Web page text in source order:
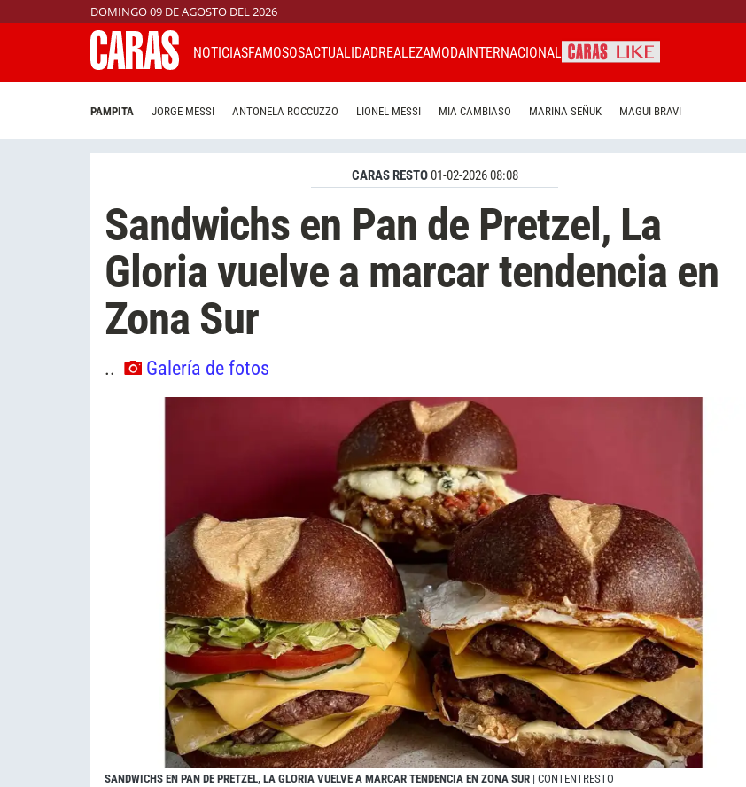
DOMINGO 09 DE AGOSTO DEL 2026
NOTICIASFAMOSOSACTUALIDADREALEZAMODAINTERNACIONAL
PAMPITA JORGE MESSI ANTONELA ROCCUZZO LIONEL MESSI MIA CAMBIASO MARINA SEÑUK MAGUI BRAVI
CARAS RESTO01-02-2026 08:08
Sandwichs en Pan de Pretzel, La
Gloria vuelve a marcar tendencia en
Zona Sur
.. Galería de fotos
SANDWICHS EN PAN DE PRETZEL, LA GLORIA VUELVE A MARCAR TENDENCIA EN ZONA SUR | CONTENTRESTO